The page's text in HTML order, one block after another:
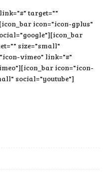
target=""
icon="icon-gplus"
size="small"
vimeo" link="#"
icon="icon-
social="youtube"]